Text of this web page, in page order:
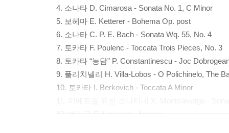
4. 소나타 D. Cimarosa - Sonata No. 1, C Minor
5. 보헤마 E. Ketterer - Bohema Op. post
6. 소나타 C. P. E. Bach - Sonata Wq. 55, No. 4
7. 토카타 F. Poulenc - Toccata Trois Pieces, No. 3
8. 토카타 “농담” P. Constantinescu - Joc
9. 풀리치넬리 H. Villa-Lobos - O Polichinelo, The
10. 토카타 I. Berkovich - Toccata A Minor
12. 아라곤 E. Lecuona - Aragon